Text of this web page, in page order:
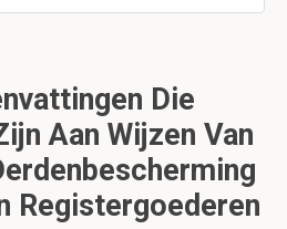
Die
Aan Wijzen Van
Registergoederen